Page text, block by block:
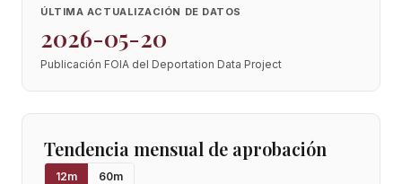
ÚLTIMA ACTUALIZACIÓN DE DATOS
2026-05-20
Publicación FOIA del Deportation Data Project
Tendencia mensual de aprobación
12m 60m